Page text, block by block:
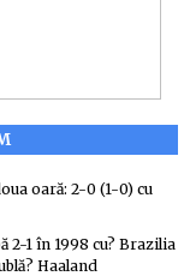
oară: 2-0 (1-0) cu
2-1 în 1998 cu? Brazilia
Haaland